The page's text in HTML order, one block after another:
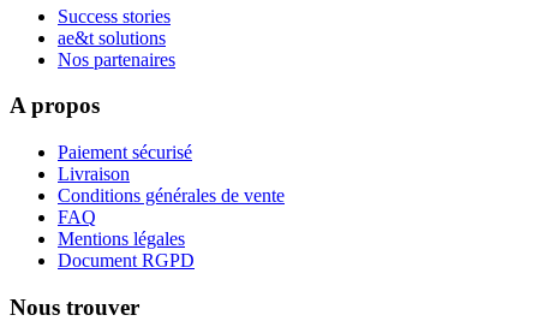
Success stories
ae&t solutions
Nos partenaires
A propos
Paiement sécurisé
Livraison
Conditions générales de vente
FAQ
Mentions légales
Document RGPD
Nous trouver